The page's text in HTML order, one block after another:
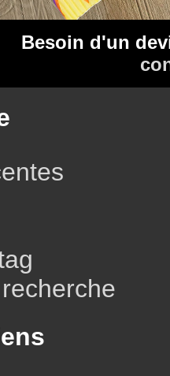
Besoin d'un